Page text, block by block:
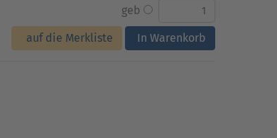
geb
auf die Merkliste In Warenkorb